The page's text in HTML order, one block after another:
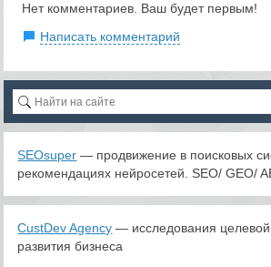
Нет комментариев. Ваш будет первым!
Написать комментарий
SEOsuper — продвижение в поисковых
рекомендациях нейросетей. SEO/ GEO/
CustDev Agency — исследования
развития бизнеса